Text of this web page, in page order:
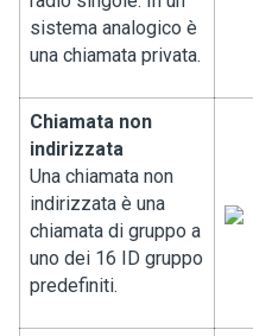
sistema analogico è
una chiamata privata.
Chiamata non
indirizzata
Una chiamata non
indirizzata è una
chiamata di gruppo a
uno dei 16 ID gruppo
predefiniti.